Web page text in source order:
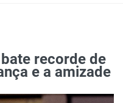
recorde de
e a amizade